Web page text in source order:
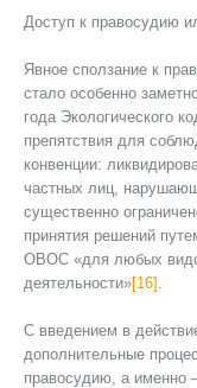
Доступ к правосудию
Явное сползание к
стало особенно
года Экологического
препятствия для
конвенции:
частных лиц,
существенно
принятия решений
ОВОС «для любых
деятельности»[16]
С введением в
дополнительные
правосудию, а именно